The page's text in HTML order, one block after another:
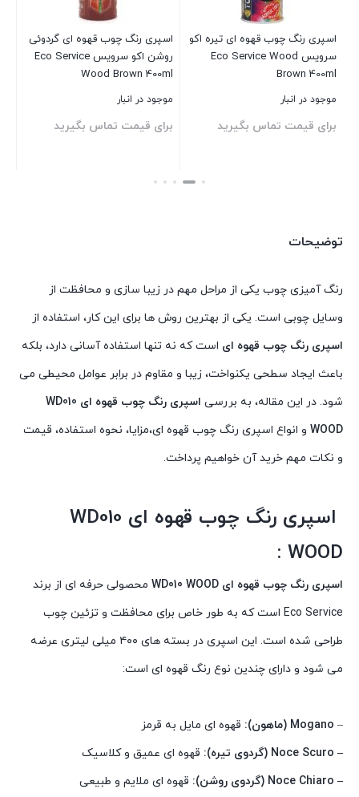
اسپری رنگ چوب قهوه ای تیره اکو
سرویس Eco Service Wood
Brown 400ml
موجود در انبار
برای قیمت تماس بگیرید
اسپری رنگ چوب قهوه ای گردوئی
روشن اکو سرویس Eco Service
Wood Brown 400ml
موجود در انبار
برای قیمت تماس بگیرید
بستن
توضیحات
رنگ آمیزی چوب یکی از مراحل مهم در زیبا سازی و محافظت از
وسایل چوبی است. یکی از بهترین روش ها برای این کار، استفاده از
اسپری رنگ چوب قهوه ای است که نه تنها استفاده آسانی دارد، بلکه
باعث ایجاد سطحی یکنواخت، زیبا و مقاوم در برابر عوامل محیطی می
شود. در این مقاله، به بررسی
اسپری رنگ چوب قهوه ای WD010
WOOD و انواع اسپری رنگ چوب قهوه ای،مزایا، نحوه استفاده، قیمت
و نکات مهم خرید آن خواهیم پرداخت.
اسپری رنگ چوب قهوه ای WD010
WOOD :
اسپری رنگ چوب قهوه ای WD010 WOOD
محصولی حرفه ای از برند
Eco Service است که به طور خاص برای محافظت و تزئین چوب
طراحی شده است. این اسپری در بسته های ۴۰۰ میلی لیتری عرضه
می شود و دارای چندین نوع رنگ قهوه ای است:
–
قهوه ای مایل به قرمز
– Noce Scuro (گردوی تیره):
قهوه ای عمیق و کلاسیک
– Noce Chiaro (گردوی روشن):
قهوه ای ملایم و طبیعی